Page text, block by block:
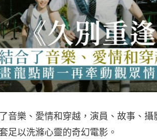
音樂、愛情和穿越，演員、故事、攝
足以洗滌心靈的奇幻電影。